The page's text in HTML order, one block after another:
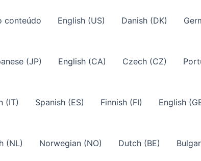
conteúdo English (US) Danish (DK)
(JP) English (CA) Czech (CZ)
(IT) Spanish (ES) Finnish (FI) English
(NL) Norwegian (NO) Dutch (BE)